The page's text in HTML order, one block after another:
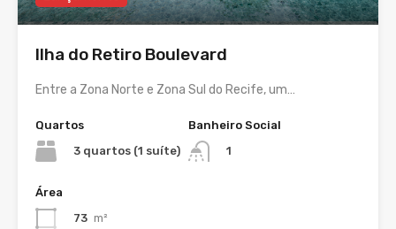
Ilha do Retiro Boulevard
Entre a Zona Norte e Zona Sul do Recife, um…
Quartos
3 quartos (1 suíte)
Banheiro Social
1
Área
73 m²